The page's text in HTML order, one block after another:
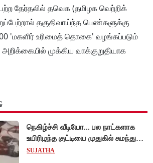
தேர்தலில் தவெக (தமிழக வெற்றிக்
தகுதிவாய்ந்த பெண்களுக்கு
'மகளிர் உரிமைத் தொகை' வழங்கப்படும்
முக்கிய வாக்குறுதியாக
நெகிழ்ச்சி வீடியோ... பல நாட்களாக
உயிரிழந்த குட்டியை முதுகில் சுமந்து
நீந்திய டால்பின்... உலகை உலுக்கிய
SUJATHA